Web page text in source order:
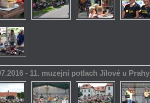
- 11. muzejní potlach Jílové u Prahy